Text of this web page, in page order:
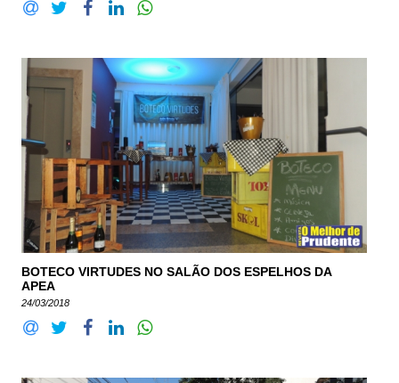
BOTECO VIRTUDES NO SALÃO DOS ESPELHOS DA
APEA
24/03/2018